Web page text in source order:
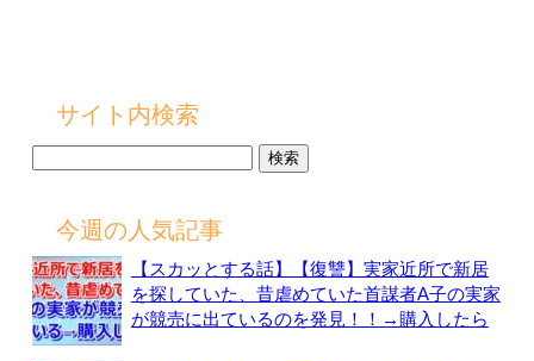
サイト内検索
今週の人気記事
【スカッとする話】【復讐】実家近所で新居
を探していた、昔虐めていた首謀者A子の実家
が競売に出ているのを発見！！→購入したら